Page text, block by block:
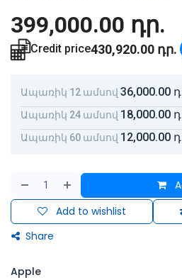
399,000.00 դր.
Credit price430,920.00 դր.
Ապառիկ 12 ամսով 36,000.00
Ապառիկ 24 ամսով 18,000.00
Ապառիկ 60 ամսով 12,000.00
Add to wishlist
Share
Apple